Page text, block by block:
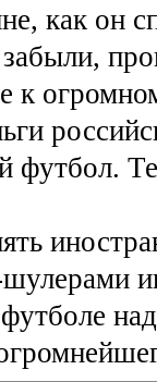
как он
к
футбол.